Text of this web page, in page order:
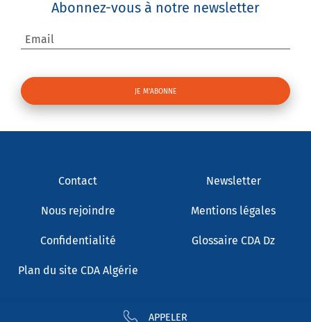
APPELER
Abonnez-vous à notre newsletter
Email
Contact Newsletter
Nous rejoindre Mentions légales
Confidentialité Glossaire CDA Dz
Plan du site CDA Algérie